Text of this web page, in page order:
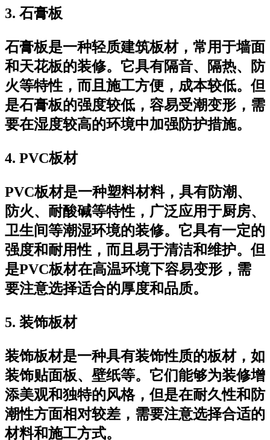
3. 石膏板
石膏板是一种轻质建筑板材，常用于墙面
和天花板的装修。它具有隔音、隔热、防
火等特性，而且施工方便，成本较低。但
是石膏板的强度较低，容易受潮变形，需
要在湿度较高的环境中加强防护措施。
4. PVC板材
PVC板材是一种塑料材料，具有防潮、
防火、耐酸碱等特性，广泛应用于厨房、
卫生间等潮湿环境的装修。它具有一定的
强度和耐用性，而且易于清洁和维护。但
是PVC板材在高温环境下容易变形，需
要注意选择适合的厚度和品质。
5. 装饰板材
装饰板材是一种具有装饰性质的板材，如
装饰贴面板、壁纸等。它们能够为装修增
添美观和独特的风格，但是在耐久性和防
潮性方面相对较差，需要注意选择合适的
材料和施工方式。